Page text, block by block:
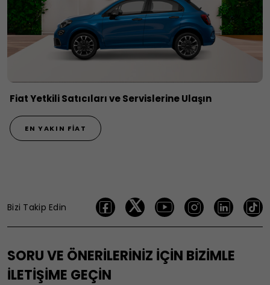
Fiat Yetkili Satıcıları ve Servislerine Ulaşın
EN YAKIN FIAT
Bizi Takip Edin
SORU VE ÖNERİLERİNİZ İÇİN BİZİMLE
İLETİŞİME GEÇİN